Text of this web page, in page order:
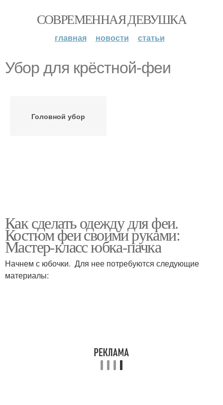
СОВРЕМЕННАЯ ДЕВУШКА
главная новости статьи
Убор для крёстной-феи
Головной убор
Как сделать одежду для феи.
Костюм феи своими руками:
Мастер-класс юбка-пачка
Начнем с юбочки. Для нее потребуются следующие
материалы: